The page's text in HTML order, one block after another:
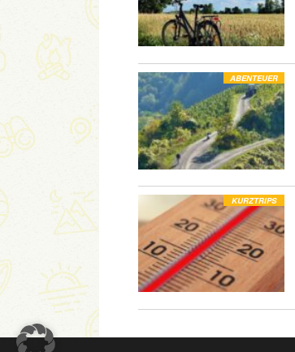
ABENTEUER
KURZTRIPS